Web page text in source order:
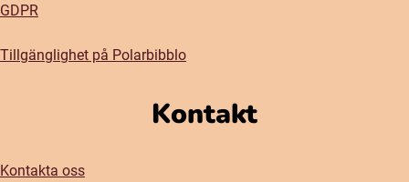
GDPR
Tillgänglighet på Polarbibblo
Kontakt
Kontakta oss